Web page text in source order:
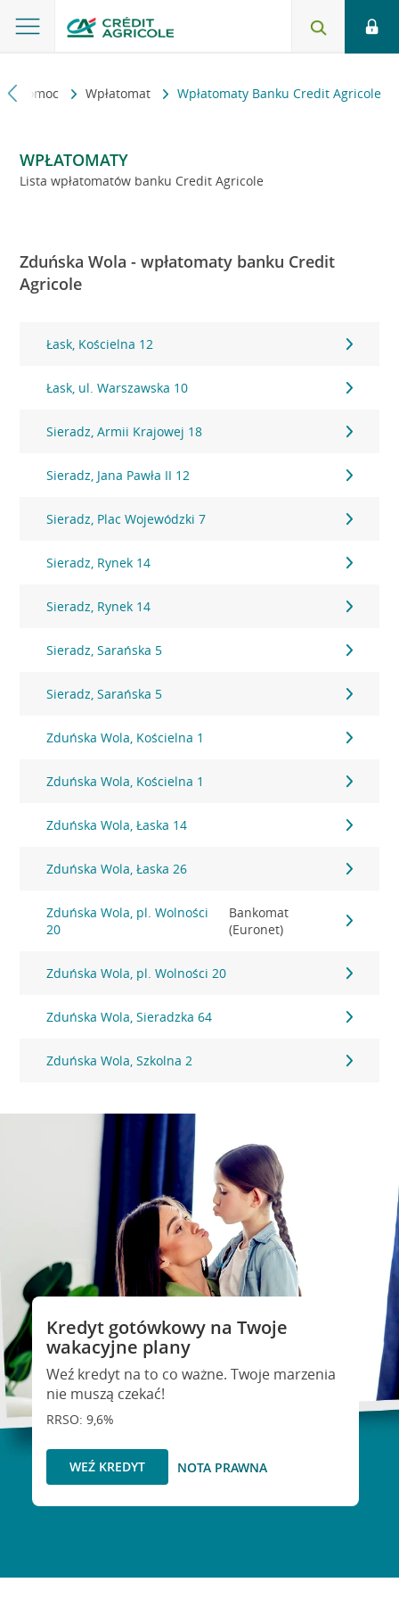
i pomoc Wpłatomat Wpłatomaty Banku Credit Agricole
WPŁATOMATY
Lista wpłatomatów banku Credit Agricole
Zduńska Wola - wpłatomaty banku Credit
Agricole
Łask, Kościelna 12
Łask, ul. Warszawska 10
Sieradz, Armii Krajowej 18
Sieradz, Jana Pawła II 12
Sieradz, Plac Wojewódzki 7
Sieradz, Rynek 14
Sieradz, Rynek 14
Sieradz, Sarańska 5
Sieradz, Sarańska 5
Zduńska Wola, Kościelna 1
Zduńska Wola, Kościelna 1
Zduńska Wola, Łaska 14
Zduńska Wola, Łaska 26
Zduńska Wola, pl. Wolności
20
Bankomat
(Euronet)
Zduńska Wola, pl. Wolności 20
Zduńska Wola, Sieradzka 64
Zduńska Wola, Szkolna 2
Kredyt gotówkowy na Twoje
wakacyjne plany
Weź kredyt na to co ważne. Twoje marzenia
nie muszą czekać!
RRSO: 9,6%
WEŹ KREDYT NOTA PRAWNA